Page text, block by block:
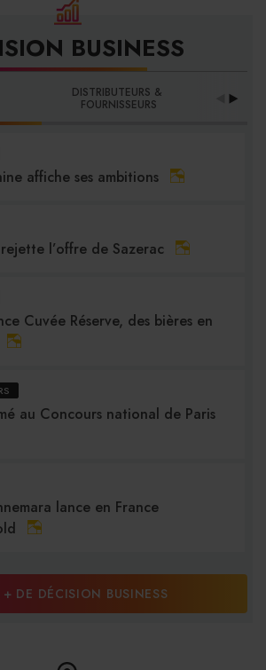
BUSINESS
DISTRIBUTEURS &
FOURNISSEURS
affiche ses ambitions
l’offre de Sazerac
Cuvée Réserve, des bières en
au Concours national de Paris
lance en France
DE DÉCISION BUSINESS